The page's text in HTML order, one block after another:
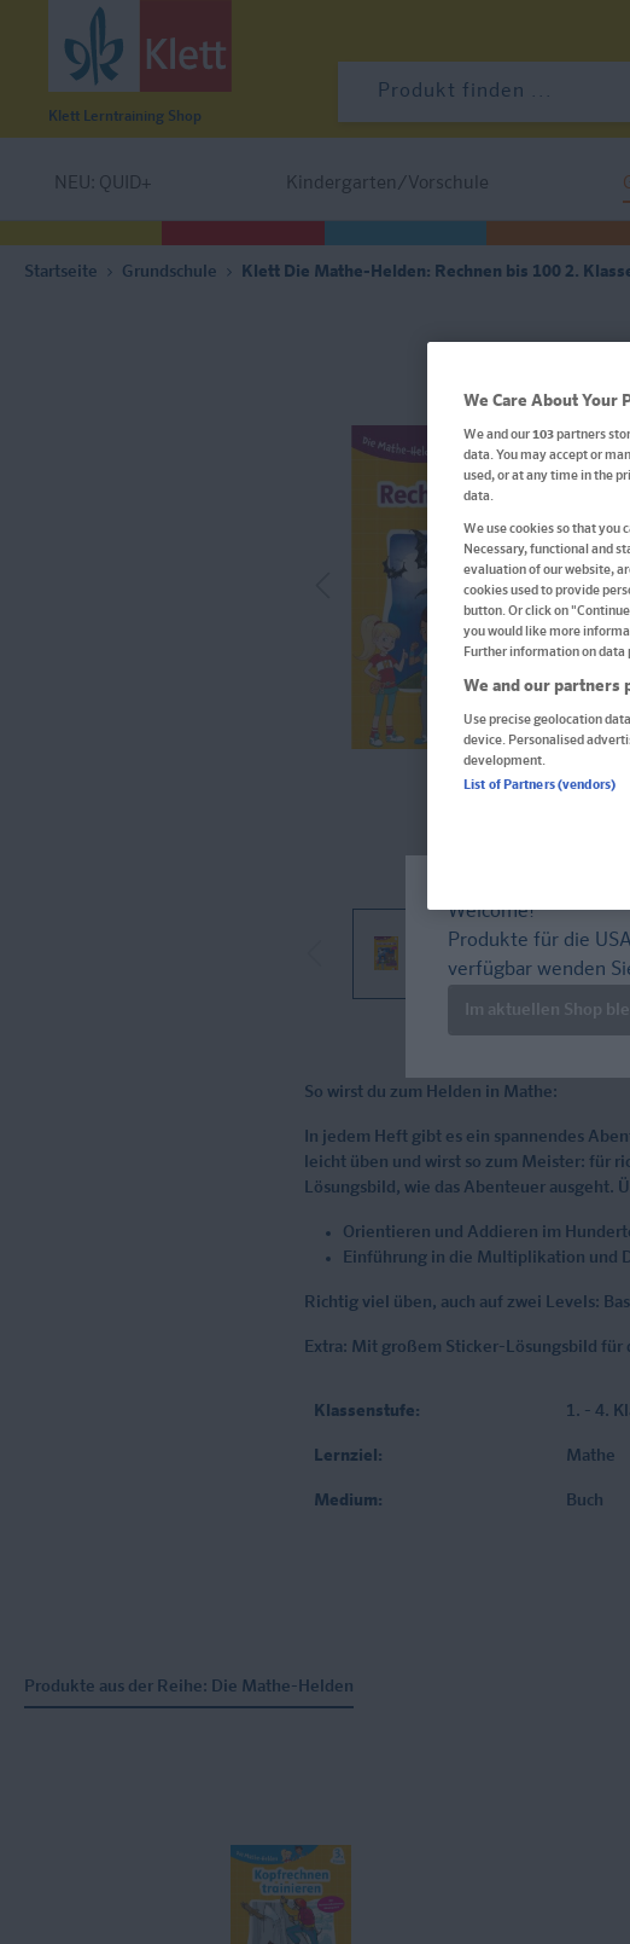
Klett Lerntraining Shop
NEU: QUID+ Kindergarten/Vorschule
Startseite Grundschule Klett Die Mathe-Helden: Rechnen bis 100 2.
So wirst du zum Helden in Mathe:
In jedem Heft gibt es ein spannendes
leicht üben und wirst so zum Meister: für
Lösungsbild, wie das Abenteuer ausgeht.
Orientieren und Addieren im
Einführung in die Multiplikation und
Richtig viel üben, auch auf zwei Levels:
Extra: Mit großem Sticker-Lösungsbild für
Klassenstufe: 1. - 4.
Lernziel: Mathe
Medium: Buch
Produkte aus der Reihe: Die Mathe-Helden
Welcome!
Produkte für die
verfügbar wenden
Im aktuellen Shop
We Care About Your
We and our103partners
data. You may accept or
used, or at any time in the
data.
We use cookies so that you
Necessary, functional and
evaluation of our website,
cookies used to provide
button. Or click on
you would like more
Further information on data
We and our partners
Use precise geolocation
device. Personalised
development.
List of Partners (vendors)